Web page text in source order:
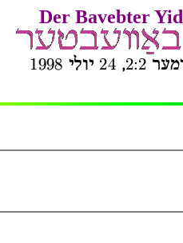
Der Bavebter Yid